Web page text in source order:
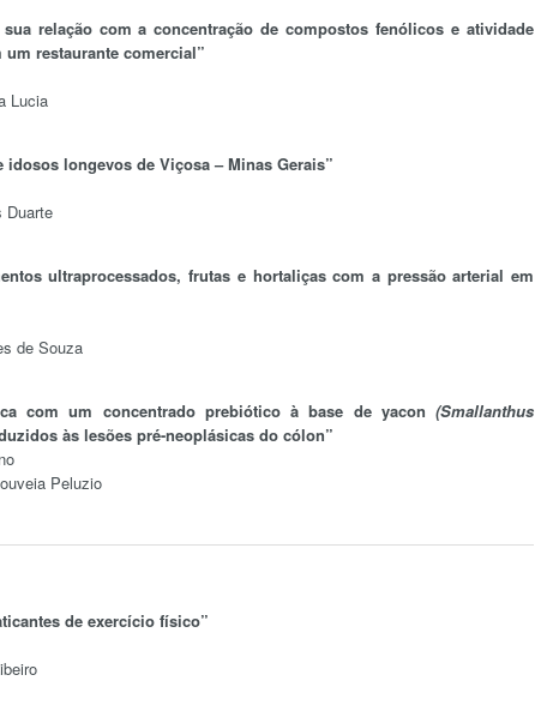
relação com a concentração de compostos fenólicos e atividade
restaurante comercial”
Lucia
longevos de Viçosa – Minas Gerais”
Duarte
ultraprocessados, frutas e hortaliças com a pressão arterial em
de Souza
com um concentrado prebiótico à base de yacon (Smallanthus
às lesões pré-neoplásicas do cólon”
Peluzio
de exercício físico”